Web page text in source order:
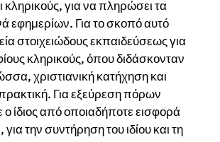
κληρικούς, για να πληρώσει τα
εφημερίων. Για το σκοπό αυτό
στοιχειώδους εκπαιδεύσεως για
κληρικούς, όπου διδάσκονταν
χριστιανική κατήχηση και
Για εξεύρεση πόρων
ίδιος από οποιαδήποτε εισφορά
την συντήρηση του ιδίου και τη